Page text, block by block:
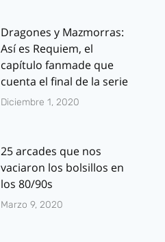
Dragones y Mazmorras:
Así es Requiem, el
capítulo fanmade que
cuenta el final de la serie
Diciembre 1, 2020
25 arcades que nos
vaciaron los bolsillos en
los 80/90s
Marzo 9, 2020